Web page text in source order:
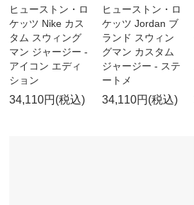
ヒューストン・ロ
ケッツ Nike カス
タム スウィング
マン ジャージー -
アイコン エディ
ション
34,110円(税込)
ヒューストン・ロ
ケッツ Jordan ブ
ランド スウィン
グマン カスタム
ジャージー - ステ
ートメ
34,110円(税込)